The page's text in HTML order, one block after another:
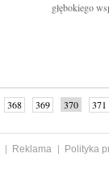
głębokiego
368 369 370 371
Reklama
Polityka